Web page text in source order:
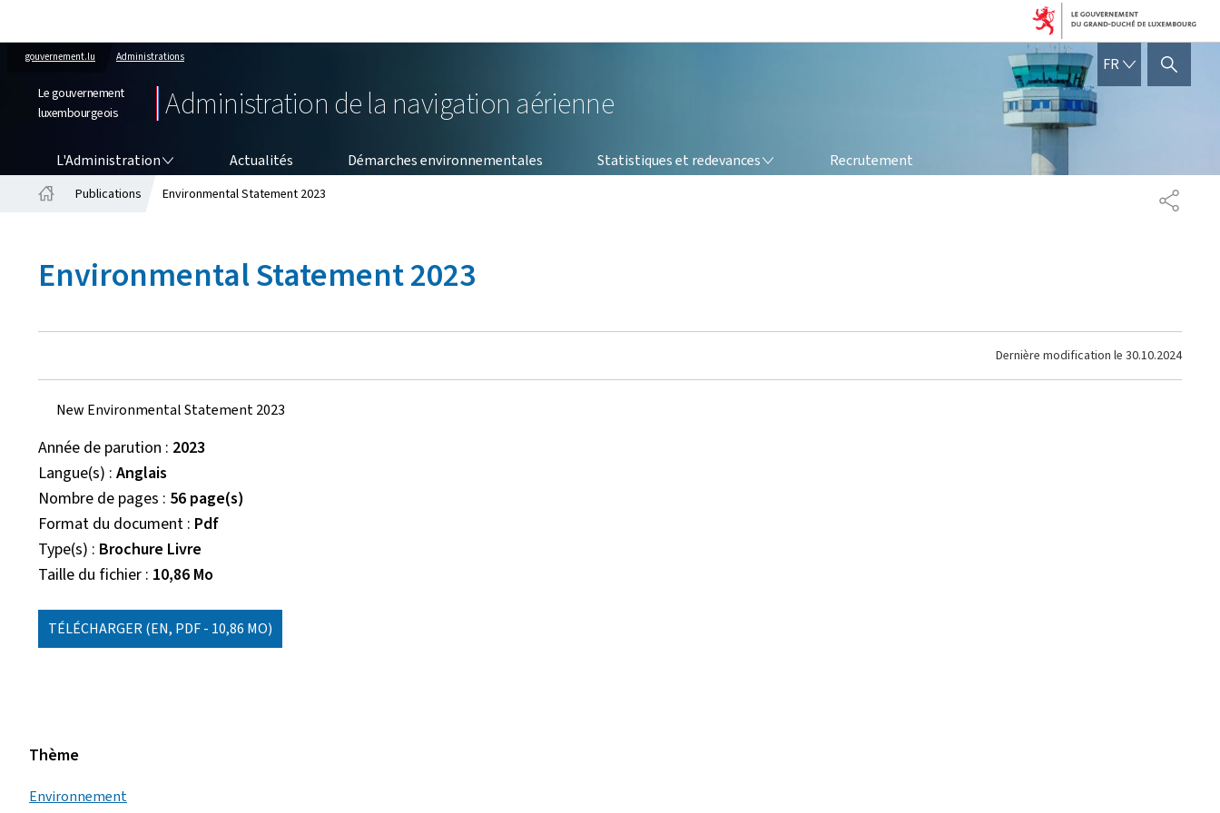
gouvernement.lu Administrations
Le gouvernement
luxembourgeois
Administration de la navigation aérienne
FR FRANÇAIS
AFFICHER / MASQUER
L'Administration Actualités Démarches environnementales Statistiques et redevances
Recrutement
Publications Environmental Statement 2023
Environmental Statement 2023
Dernière modification le 30.10.2024
New Environmental Statement 2023
Année de parution 2023
Langue(s) Anglais
Nombre de pages 56 page(s)
Format du document Pdf
Type(s) Brochure Livre
Taille du fichier 10,86 Mo
TÉLÉCHARGER(EN, PDF - 10,86 MO)
Thème
Environnement